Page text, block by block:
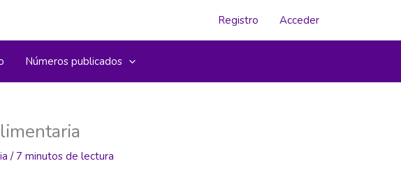
Registro Acceder
Números publicados
/ 7 minutos de lectura